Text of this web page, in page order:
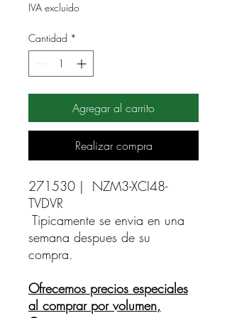
IVA excluido
Cantidad *
Agregar al carrito
Realizar compra
271530 |  NZM3-XCI48-
TVDVR
Tipicamente se envia en una
semana despues de su
compra.
Ofrecemos precios especiales
al comprar por volumen,